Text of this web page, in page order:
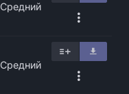
Средний
Средний